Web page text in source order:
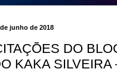
junho de 2018
DO
KAKA